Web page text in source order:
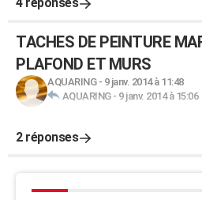
TACHES DE PEINTURE
PLAFOND ET MURS
AQUARING- 9 janv. 2014 à 11:48
AQUARING- 9 janv. 2014 à 15:06
2 réponses